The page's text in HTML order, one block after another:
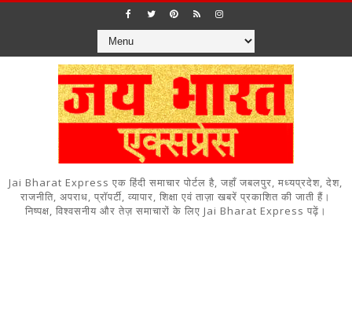
Jai Bharat Express एक हिंदी समाचार पोर्टल है, जहाँ जबलपुर, मध्यप्रदेश, देश,
राजनीति, अपराध, प्रॉपर्टी, व्यापार, शिक्षा एवं ताज़ा खबरें प्रकाशित की जाती हैं।
निष्पक्ष, विश्वसनीय और तेज़ समाचारों के लिए Jai Bharat Express पढ़ें।